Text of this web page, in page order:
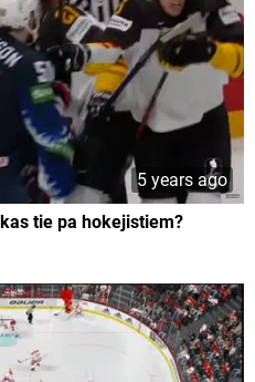
5 years ago
tie pa hokejistiem?